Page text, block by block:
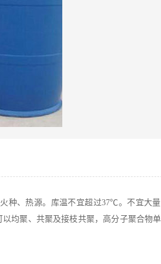
、热源。库温不宜超过37℃。不宜大量
均聚、共聚及接枝共聚，高分子聚合物